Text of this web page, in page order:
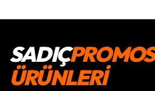
SADIÇ
ÜRÜNLERİ